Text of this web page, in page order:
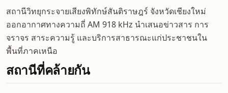
สถานีวิทยุกระจายเสียงพิทักษ์สันติราษฎร์ จังหวัดเชียงใหม่
ออกอากาศทางความถี่ AM 918 kHz นำเสนอข่าวสาร การ
จราจร สาระความรู้ และบริการสาธารณะแก่ประชาชนใน
พื้นที่ภาคเหนือ
สถานีที่คล้ายกัน